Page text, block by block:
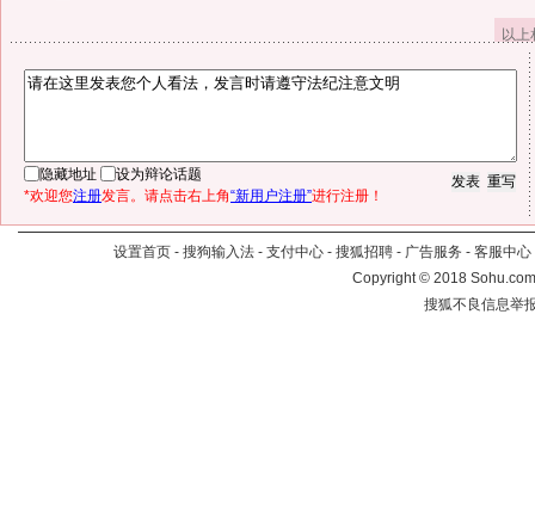
以
隐藏地址
设为辩论话题
*欢迎您注册发言。请点击右上角“新用户注册”进行注册！
设置首页 - 搜狗输入法 - 支付中心 - 搜狐招聘 - 广告服务 - 客服中心
Copyright©2018
搜狐不良信息举